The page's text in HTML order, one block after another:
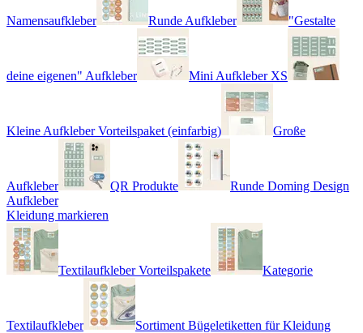
Namensaufkleber Runde Aufkleber "Gestalte
deine eigenen" Aufkleber Mini Aufkleber XS
Kleine Aufkleber Vorteilspaket (einfarbig) Große
Aufkleber QR Produkte
Runde Doming Design
Aufkleber
Kleidung markieren
Textilaufkleber Vorteilspakete Kategorie
Textilaufkleber Sortiment Bügeletiketten für Kleidung